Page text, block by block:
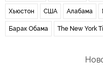
Хьюстон США Алабама
Барак Обама The New York